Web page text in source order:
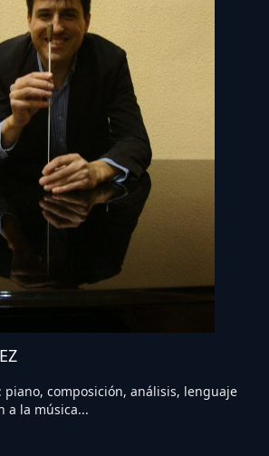
piano, composición, análisis, lenguaje
a la música...